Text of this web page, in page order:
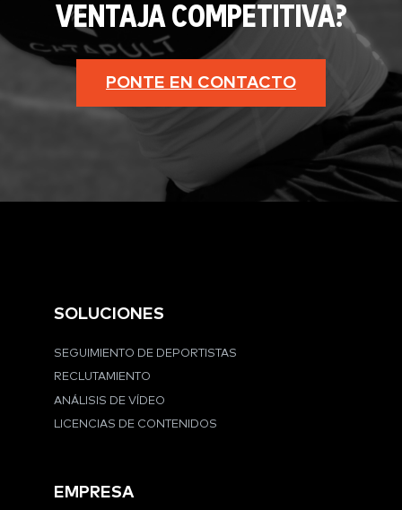
VENTAJA COMPETITIVA?
PONTE EN CONTACTO
SOLUCIONES
SEGUIMIENTO DE DEPORTISTAS
RECLUTAMIENTO
ANÁLISIS DE VÍDEO
LICENCIAS DE CONTENIDOS
EMPRESA